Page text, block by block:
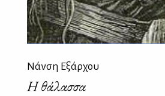
Νάνση Εξάρχου
Η θάλασσα